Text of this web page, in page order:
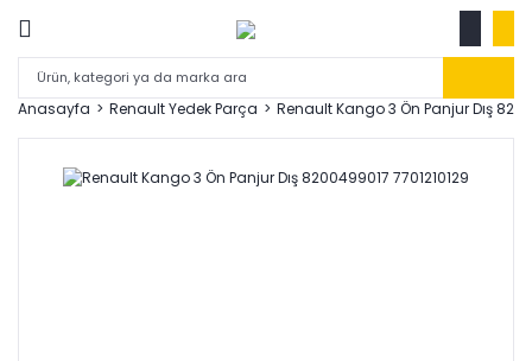
Anasayfa Renault Yedek Parça Renault Kango 3 Ön Panjur Dış